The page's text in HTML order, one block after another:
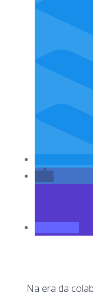
Na era da